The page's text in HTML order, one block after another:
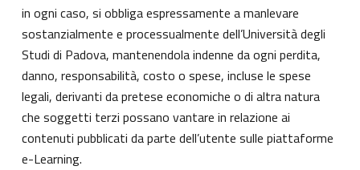
in ogni caso, si obbliga espressamente a manlevare
sostanzialmente e processualmente dell’Università degli
Studi di Padova, mantenendola indenne da ogni perdita,
danno, responsabilità, costo o spese, incluse le spese
legali, derivanti da pretese economiche o di altra natura
che soggetti terzi possano vantare in relazione ai
contenuti pubblicati da parte dell’utente sulle piattaforme
e-Learning.